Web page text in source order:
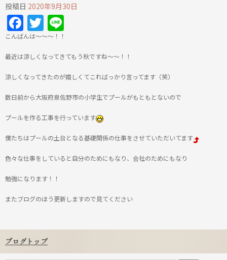
投稿日 2020年9月30日
Facebook
Twitter
こんばんは～～～！！
最近は涼しくなってきてもう秋ですね～～！！
涼しくなってきたのが嬉しくてこればっかり言ってます（笑）
数日前から大阪府泉佐野市の小学生でプールがもともとないので
プールを作る工事を行っています
僕たちはプールの土台となる基礎関係の仕事をさせていただいてます
色々な仕事をしていると自分のためにもなり、会社のためにもなり
勉強になります！！
またブログのほう更新しますので見てください
ブログトップ